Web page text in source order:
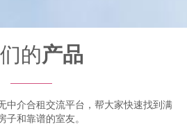
的产品
中介合租交流平台，帮大家快速找到满
子和靠谱的室友。